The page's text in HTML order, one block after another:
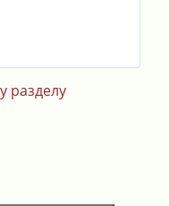
разделу